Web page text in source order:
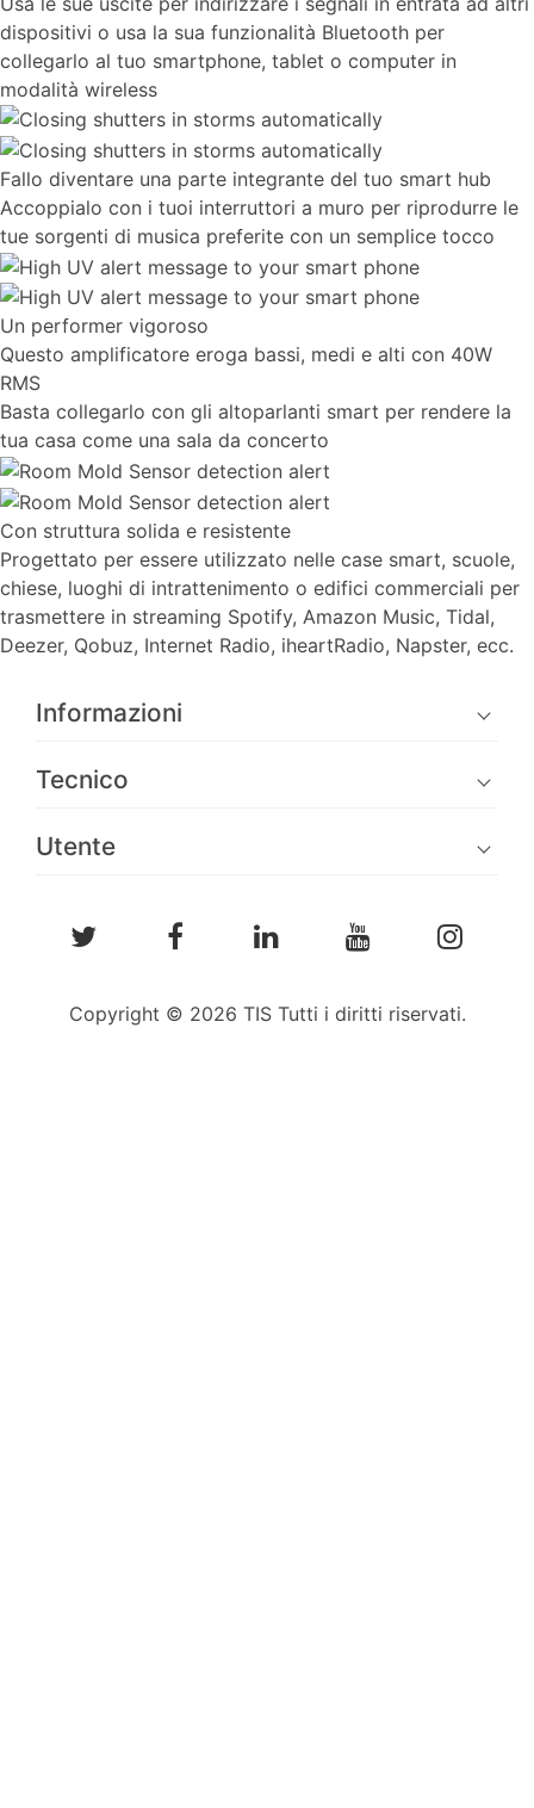
dispositivi o usa la sua funzionalità Bluetooth per
collegarlo al tuo smartphone, tablet o computer in
modalità wireless
Fallo diventare una parte integrante del tuo smart hub
Accoppialo con i tuoi interruttori a muro per riprodurre le
tue sorgenti di musica preferite con un semplice tocco
Un performer vigoroso
Questo amplificatore eroga bassi, medi e alti con 40W
RMS
Basta collegarlo con gli altoparlanti smart per rendere la
tua casa come una sala da concerto
Con struttura solida e resistente
Progettato per essere utilizzato nelle case smart, scuole,
chiese, luoghi di intrattenimento o edifici commerciali per
trasmettere in streaming Spotify, Amazon Music, Tidal,
Deezer, Qobuz, Internet Radio, iheartRadio, Napster, ecc.
Informazioni
Tecnico
Utente
Copyright © 2026 TIS Tutti i diritti riservati.